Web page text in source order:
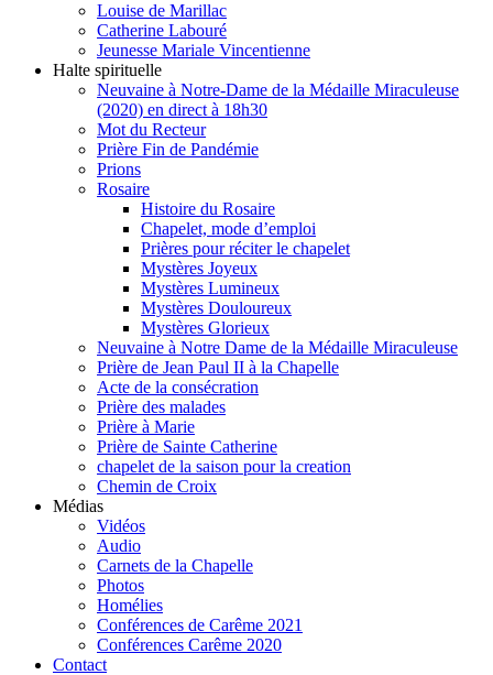
Louise de Marillac
Catherine Labouré
Jeunesse Mariale Vincentienne
Halte spirituelle
Neuvaine à Notre-Dame de la Médaille Miraculeuse
(2020) en direct à 18h30
Mot du Recteur
Prière Fin de Pandémie
Prions
Rosaire
Histoire du Rosaire
Chapelet, mode d’emploi
Prières pour réciter le chapelet
Mystères Joyeux
Mystères Lumineux
Mystères Douloureux
Mystères Glorieux
Neuvaine à Notre Dame de la Médaille Miraculeuse
Prière de Jean Paul II à la Chapelle
Acte de la consécration
Prière des malades
Prière à Marie
Prière de Sainte Catherine
chapelet de la saison pour la creation
Chemin de Croix
Médias
Vidéos
Audio
Carnets de la Chapelle
Photos
Homélies
Conférences de Carême 2021
Conférences Carême 2020
Contact